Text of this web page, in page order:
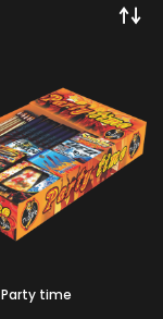
Party time